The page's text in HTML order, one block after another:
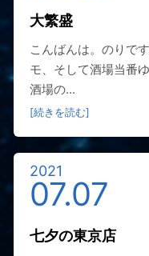
大繁盛
こんばんは。のりで
モ、そして酒場当番
酒場の...
[続きを読む]
2021
07.07
七夕の東京店